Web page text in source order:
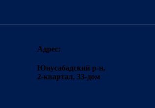
Адрес:
Юнусабадский р-н,
2-квартал, 33-дом